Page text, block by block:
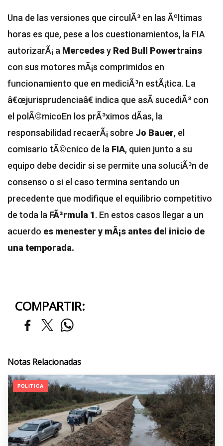
Una de las versiones que circulÃ³ en las Ãºltimas
horas es que, pese a los cuestionamientos, la FIA
autorizarÃ¡ a Mercedesy Red Bull Powertrains
con sus motores mÃ¡s comprimidos en
funcionamiento que en mediciÃ³n estÃ¡tica. La
â€œjurisprudenciaâ€ indica que asÃ­ sucediÃ³ con
el polÃ©micoEn los prÃ³ximos dÃ­as, la
responsabilidad recaerÃ¡ sobre Jo Bauer, el
comisario tÃ©cnico de la FIA, quien junto a su
equipo debe decidir si se permite una soluciÃ³n de
consenso o si el caso termina sentando un
precedente que modifique el equilibrio competitivo
de toda la FÃ³rmula 1. En estos casos llegar a un
acuerdo es menester y mÃ¡s antes del inicio de
una temporada.
COMPARTIR:
Notas Relacionadas
POLITICA